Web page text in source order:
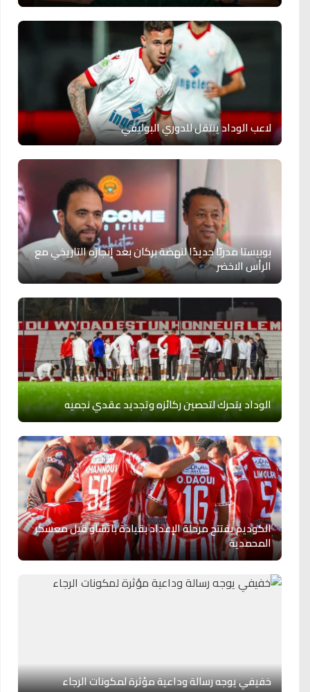
لاعب الوداد ينتقل للدوري البوليفي
بوبيستا مدربًا جديدًا لنهضة بركان بعد إنجازه التاريخي مع
الرأس الاخضر
الوداد يتحرك لتحصين ركائزه وتجديد عقدي نجميه
الكوديم يفتتح مرحلة الإعداد بقيادة باتشاو قبل معسكر
المحمدية
خفيفي يوجه رسالة وداعية مؤثرة لمكونات الرجاء